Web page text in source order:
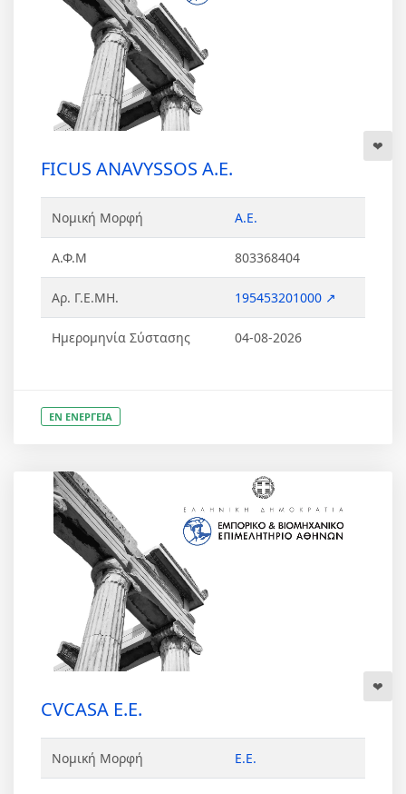
FICUS ANAVYSSOS Α.Ε.
Νομική Μορφή Α.Ε.
Α.Φ.Μ 803368404
Αρ. Γ.Ε.ΜΗ. 195453201000 ↗
Ημερομηνία Σύστασης 04-08-2026
ΕΝ ΕΝΕΡΓΕΙΑ
CVCASA Ε.Ε.
Νομική Μορφή Ε.Ε.